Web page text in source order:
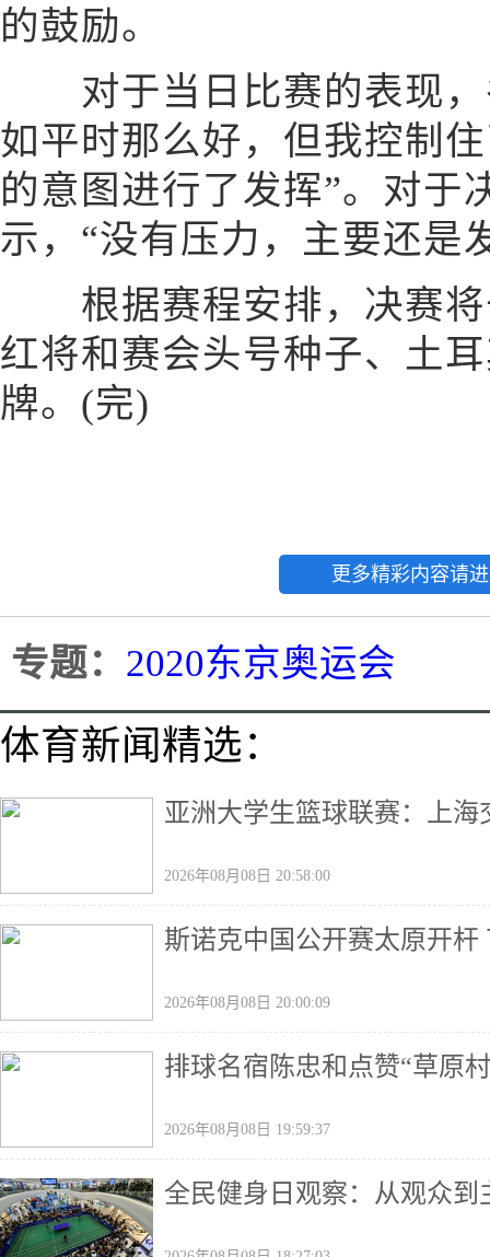
的鼓励。
对于当日比赛的表现，
如平时那么好，但我控制
的意图进行了发挥”。对于
示，“没有压力，主要还是
根据赛程安排，决赛将
红将和赛会头号种子、土
牌。(完)
更多精彩内容请
专题： 2020东京奥运会
体育新闻精选：
亚洲大学生篮球联赛：上
2026年08月08日 20:58:00
斯诺克中国公开赛太原开杆
2026年08月08日 20:00:09
排球名宿陈忠和点赞“草原
2026年08月08日 19:59:37
全民健身日观察：从观众到